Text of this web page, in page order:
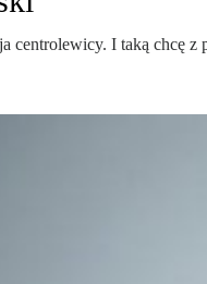
centrolewicy. I taką